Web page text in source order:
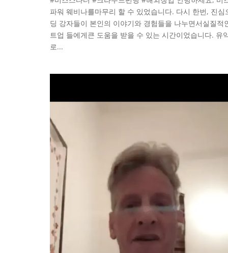
파워 웨비나를마무리 할 수 있었습니다. 다시 한번, 진
딩 강자들이 본인의 이야기와 경험들을 나누면서실질
트업 들에게큰 도움을 받을 수 있는 시간이었습니다.
로...